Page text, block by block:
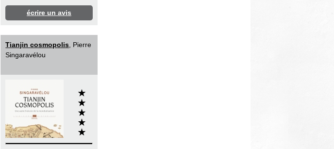
écrire un avis
Tianjin cosmopolis , Pierre
Singaravélou